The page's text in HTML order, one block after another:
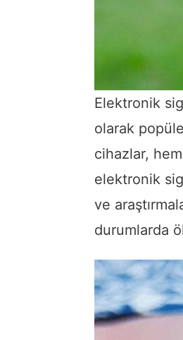
Elektronik
olarak
cihazlar,
elektronik
ve
durumlarda